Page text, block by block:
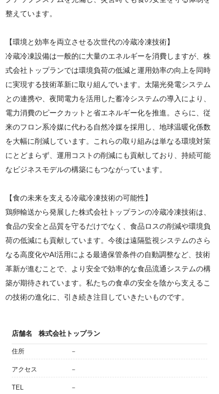
整えています。
【環境と効率を両立させる次世代の冷蔵冷凍技術】
冷蔵冷凍設備は一般的に大量のエネルギーを消費しますが、株
式会社トップランでは環境負荷の低減と運用効率の向上を同時
に実現する技術革新に取り組んでいます。太陽光発電システム
との連携や、夜間電力を活用した蓄冷システムの導入により、
電力消費のピークカットと省エネルギー化を推進。さらに、従
来のフロン系冷媒に代わる自然冷媒を採用し、地球温暖化係数
を大幅に削減しています。これらの取り組みは単なる環境対策
にとどまらず、運用コストの削減にも貢献しており、持続可能
なビジネスモデルの構築にもつながっています。
【食の未来を支える冷蔵冷凍技術の可能性】
鶏卵輸送から発展した株式会社トップランの冷蔵冷凍技術は、
食品の安全と品質を守るだけでなく、食品ロスの削減や環境負
荷の低減にも貢献しています。今後は遠隔監視システムのさら
なる高度化やAI活用による最適保管条件の自動調整など、技術
革新が進むことで、より安全で効率的な食品流通システムの構
築が期待されています。私たちの食卓の安全を陰から支えるこ
の技術の進化に、引き続き注目していきたいものです。
店舗名 株式会社トップラン
住所 －
アクセス －
TEL －